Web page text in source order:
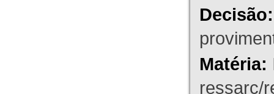
Decisão:
Matéria:
ressarc/